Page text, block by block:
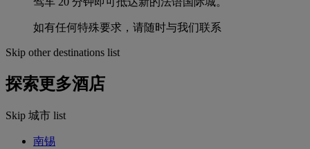
如有任何特殊要求，请随时与我们联系
Skip other destinations list
探索更多酒店
Skip 城市 list
南锡